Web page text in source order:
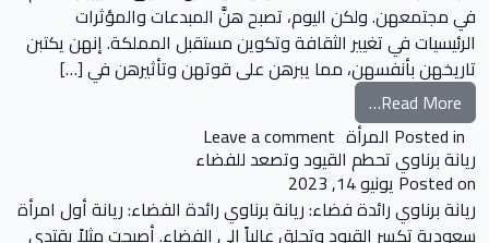
في مجتمعهن. ولكن اليوم، تصبح هنَّ المبدعات والمؤثرات
الرئيسيات في تغيير الثقافة وتكوين مستقبل المملكة. إنهن يكتبن
تاريخهن بأنفسهن، مما يبرهن على قوتهن وتأثيرهن في […]
Read More… from النساء السعوديات يكتبن التاريخ بأنفسهن
Posted in المرأة Leave a comment
ريانة برناوي تحطم القيود وتصعد للفضاء
Posted on يونيو 14, 2023
ريانة برناوي رائدة فضاء: ريانة برناوي رائدة الفضاء: ريانة أول امرأة
سعودية تكسر القيود وتحلق عالياً إلى الفضاء. أصبحت مثلاً يقتدى